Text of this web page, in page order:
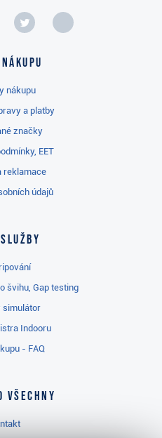
nákupu
a platby
značky
EET
reklamace
údajů
švihu, Gap testing
simulátor
Indooru
- FAQ
všechny